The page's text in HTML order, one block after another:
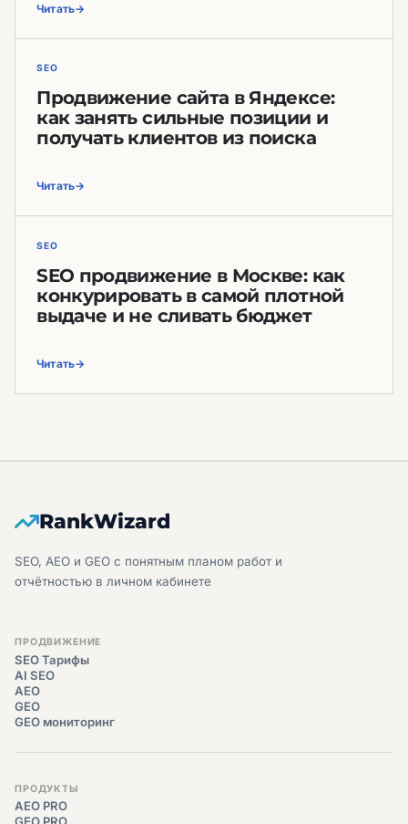
Читать
SEO
Продвижение сайта в Яндексе:
как занять сильные позиции и
получать клиентов из поиска
Читать
SEO
SEO продвижение в Москве: как
конкурировать в самой плотной
выдаче и не сливать бюджет
Читать
RankWizard
SEO, AEO и GEO с понятным планом работ и
отчётностью в личном кабинете
ПРОДВИЖЕНИЕ
SEO Тарифы
AI SEO
AEO
GEO
GEO мониторинг
ПРОДУКТЫ
AEO PRO